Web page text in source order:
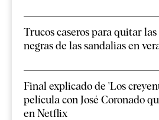
Trucos caseros para quitar
negras de las sandalias en
Final explicado de 'Los
película con José Coronado
en Netflix